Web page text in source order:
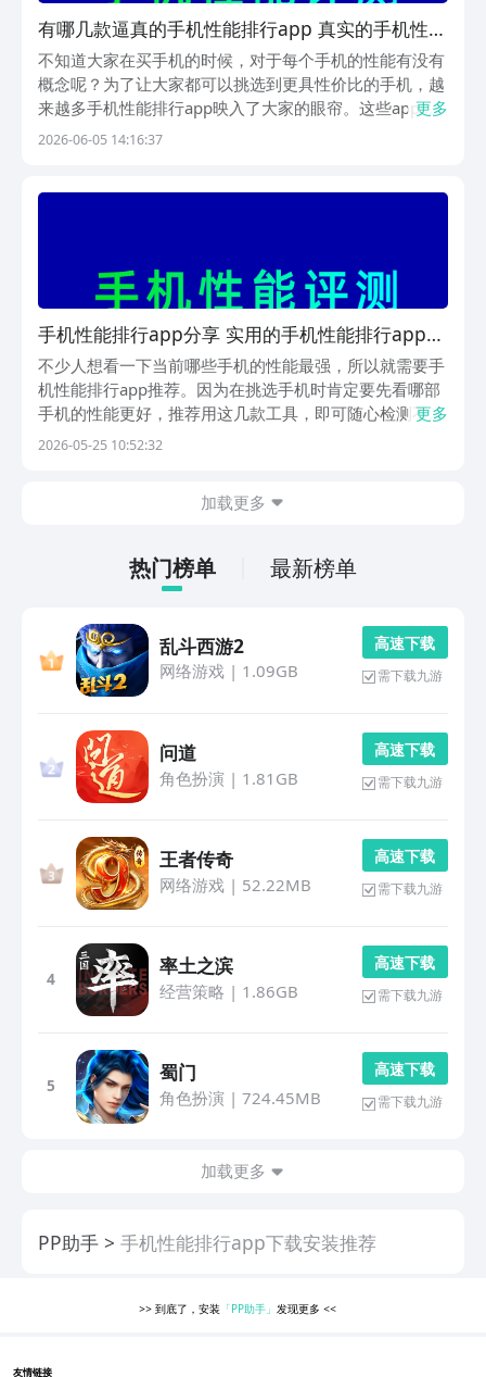
有哪几款逼真的手机性能排行app 真实的手机性能
排行app分享
不知道大家在买手机的时候，对于每个手机的性能有没有
概念呢？为了让大家都可以挑选到更具性价比的手机，越
来越多手机性能排行app映入了大家的眼帘。这些app不
仅可以在排名第一的应用商店豌豆荚中下载到，同时豌豆
更多
2026-06-05 14:16:37
手机性能排行app分享 实用的手机性能排行app推
荐
不少人想看一下当前哪些手机的性能最强，所以就需要手
机性能排行app推荐。因为在挑选手机时肯定要先看哪部
手机的性能更好，推荐用这几款工具，即可随心检测不同
设备的性能。这时大家需在豌豆荚里下载这些应用，它属
更多
2026-05-25 10:52:32
加载更多
热门榜单 最新榜单
乱斗西游2
网络游戏| 1.09GB
高 速 下 载
需下载九游
问道
角色扮演 | 1.81GB
高 速 下 载
需下载九游
王者传奇
网络游戏| 52.22MB
高 速 下 载
需下载九游
4
率土之滨
经营策略 | 1.86GB
高 速 下 载
需下载九游
5
蜀门
角色扮演 | 724.45MB
高 速 下 载
需下载九游
加载更多
PP助手 手机性能排行app下载安装推荐
>> 到底了，安装 「PP助手」 发现更多<<
友情链接